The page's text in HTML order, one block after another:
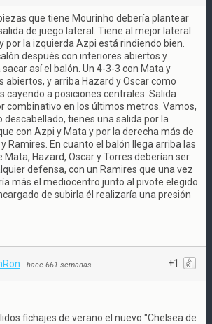
que tiene Mourinho debería plantear
de juego lateral. Tiene al mejor lateral
por la izquierda Azpi está rindiendo bien.
después con interiores abiertos y
así el balón. Un 4-3-3 con Mata y
abiertos, y arriba Hazard y Oscar como
cayendo a posiciones centrales. Salida
combinativo en los últimos metros. Vamos,
descabellado, tienes una salida por la
con Azpi y Mata y por la derecha más de
Ramires. En cuanto el balón llega arriba las
Hazard, Oscar y Torres deberían ser
defensa, con un Ramires que una vez
más el mediocentro junto al pivote elegido
de subirla él realizaría una presión
+1
· hace 661 semanas
fichajes de verano el nuevo "Chelsea de